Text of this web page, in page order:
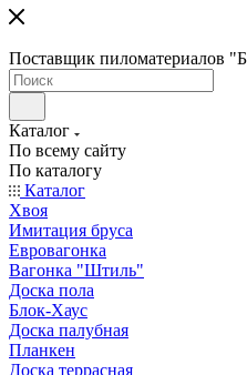
Поставщик пиломатериалов
Каталог
По всему сайту
По каталогу
Каталог
Хвоя
Имитация бруса
Евровагонка
Вагонка "Штиль"
Доска пола
Блок-Хаус
Доска палубная
Планкен
Доска террасная